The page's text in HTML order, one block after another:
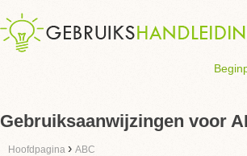
Gebruiksaanwijzingen voor
Hoofdpagina › ABC